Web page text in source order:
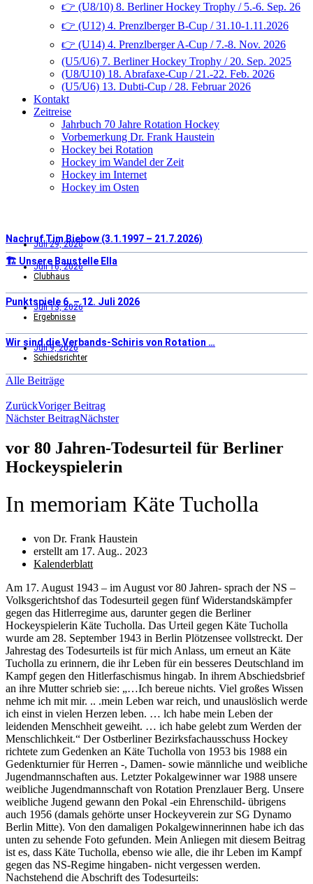
👉 (U8/10) 8. Berliner Hockey Trophy / 5.-6. Sep. 26
👉 (U12) 4. Prenzlberger B-Cup / 31.10-1.11.2026
👉 (U14) 4. Prenzlberger A-Cup / 7.-8. Nov. 2026
(U5/U6) 7. Berliner Hockey Trophy / 20. Sep. 2025
(U8/U10) 18. Abrafaxe-Cup / 21.-22. Feb. 2026
(U5/U6) 13. Dubti-Cup / 28. Februar 2026
Kontakt
Zeitreise
Jahrbuch 70 Jahre Rotation Hockey
Vorbemerkung Dr. Frank Haustein
Hockey bei Rotation
Hockey im Wandel der Zeit
Hockey im Internet
Hockey im Osten
Juli 29, 2026
Nachruf Tim Biebow (3.1.1997 – 21.7.2026)
Juli 16, 2026
🏗️ Unsere Baustelle Ella
Clubhaus
Juli 13, 2026
Punktspiele 6. – 12. Juli 2026
Ergebnisse
Juli 9, 2026
Wir sind die Verbands-Schiris von Rotation …
Schiedsrichter
Alle Beiträge
ZurückVoriger Beitrag
Nächster BeitragNächster
vor 80 Jahren-Todesurteil für Berliner
Hockeyspielerin
In memoriam Käte Tucholla
von Dr. Frank Haustein
erstellt am 17. Aug.. 2023
Kalenderblatt
Am 17. August 1943 – im August vor 80 Jahren- sprach der NS –
Volksgerichtshof das Todesurteil gegen fünf Widerstandskämpfer
gegen das Hitlerregime aus, darunter gegen die Berliner
Hockeyspielerin Käte Tucholla. Das Urteil gegen Käte Tucholla
wurde am 28. September 1943 in Berlin Plötzensee vollstreckt. Der
Jahrestag des Todesurteils ist für mich Anlass, um erneut an Käte
Tucholla zu erinnern, die ihr Leben für ein besseres Deutschland im
Kampf gegen den Hitlerfaschismus hingab. In ihrem Abschiedsbrief
an ihre Mutter schrieb sie: „…Ich bereue nichts. Viel großes Wissen
nehme ich mit mir. .. .mein Leben war reich, und unauslöslich werde
ich einst in vielen Herzen leben. … lch habe mein Leben der
leidenden Menschheit geweiht. … ich habe gelebt zum Werden der
Menschlichkeit.“ Der Ostberliner Bezirksfachausschuss Hockey
richtete zum Gedenken an Käte Tucholla von 1953 bis 1988 ein
Gedenkturnier für Herren -, Damen- sowie männliche und weibliche
Jugendmannschaften aus. Letzter Pokalgewinner war 1988 unsere
weibliche Jugendmannschaft von Rotation Prenzlauer Berg. Unsere
weibliche Jugend gewann den Pokal -ein Ehrenschild- übrigens
auch 1956 (damals gehörte unser Hockeyverein zur SG Dynamo
Berlin Mitte). Von den damaligen Pokalgewinnerinnen habe ich das
unten zu sehende Foto gefunden. Mein Anliegen mit diesem Beitrag
ist es, dass Käte Tucholla, ebenso wie alle, die ihr Leben im Kampf
gegen das NS-Regime hingaben- nicht vergessen werden.
Nachstehend die Abschrift des Todesurteils: